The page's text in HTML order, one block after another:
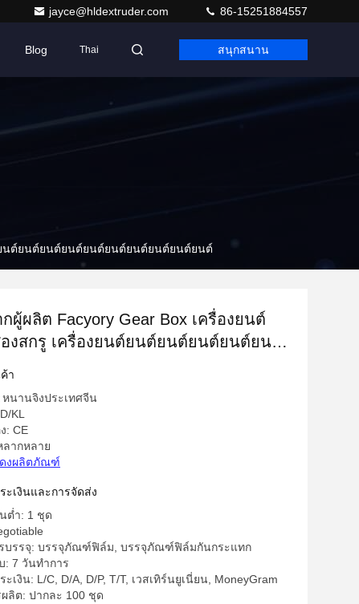
jayce@hldextruder.com 86-15251884557
Blog Thai สนุกสนาน
ยนต์ยนต์ยนต์ยนต์ยนต์ยนต์ยนต์ยนต์ยนต์ยนต์
ผู้ผลิต Facyory Gear Box เครื่องยนต์
งสกรู เครื่องยนต์ยนต์ยนต์ยนต์ยนต์ยนต์
า
นานจิงประเทศจีน
KL
: CE
ากหลาย
งผลิตภัณฑ์
ะเงินและการจัดส่ง
ต่ำ: 1 ชุด
รบรรจุ: บรรจุภัณฑ์ฟิล์ม, บรรจุภัณฑ์ฟิล์มกันกระแทก
: 7 วันทำการ
ะเงิน: L/C, D/A, D/P, T/T, เวสเทิร์นยูเนี่ยน, MoneyGram
ลิต: ปากละ 100 ชุด